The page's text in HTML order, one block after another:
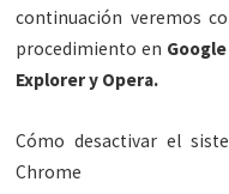
continuación veremos
procedimiento en
Explorer y Opera.
Cómo desactivar el
Chrome